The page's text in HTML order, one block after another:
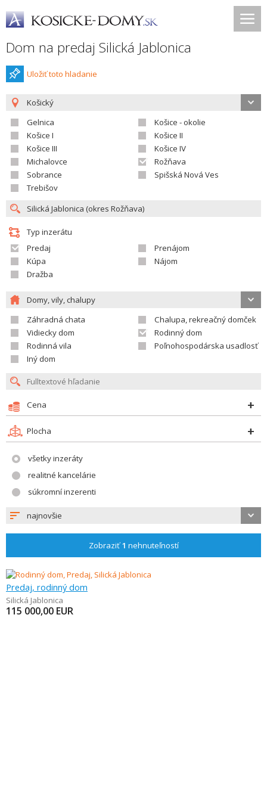
Dom na predaj Silická Jablonica
Uložiť toto hladanie
Košický
Gelnica
Košice - okolie
Košice I
Košice II
Košice III
Košice IV
Michalovce
Rožňava
Sobrance
Spišská Nová Ves
Trebišov
Typ inzerátu
Predaj
Prenájom
Kúpa
Nájom
Dražba
Domy, vily, chalupy
Záhradná chata
Chalupa, rekreačný domček
Vidiecky dom
Rodinný dom
Rodinná vila
Poľnohospodárska usadlosť
Iný dom
Cena
Plocha
všetky inzeráty
realitné kancelárie
súkromní inzerenti
najnovšie
Zobraziť1 nehnuteľností
Predaj, rodinný dom
Silická Jablonica
115 000,00 EUR